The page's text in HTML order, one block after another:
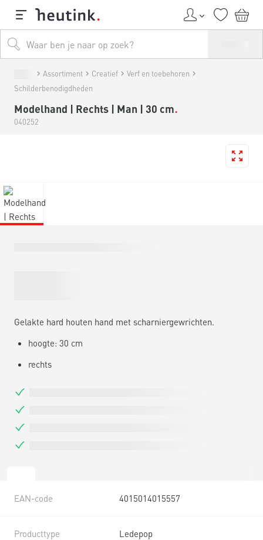
Assortiment Creatief
Verf en toebehoren
Schilderbenodigdheden
Modelhand | Rechts | Man | 30 cm
040252
Gelakte hard houten hand met scharniergewrichten.
hoogte: 30 cm
rechts
EAN-code 4015014015557
Producttype Ledepop